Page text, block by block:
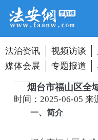
法治资讯 视频访谈
媒体会展
专题报道
烟台市福山区全
时间：2025-06-05来
一、简介